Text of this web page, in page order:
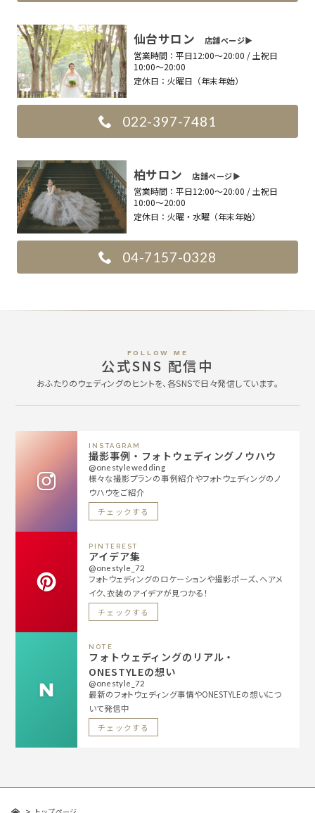
仙台サロン 店舗ページ▶︎
営業時間： 平日12:00〜20:00 / 土祝日
10:00〜20:00
定休日： 火曜日（年末年始）
022-397-7481
柏サロン店舗ページ▶︎
営業時間： 平日12:00〜20:00 / 土祝日
10:00〜20:00
定休日： 火曜・水曜（年末年始）
04-7157-0328
FOLLOW ME
公式SNS 配信中
おふたりのウェディングのヒントを、各SNSで日々発信しています。
INSTAGRAM
撮影事例・フォトウェディングノウハウ
@onestylewedding
様々な撮影プランの事例紹介やフォトウェディングのノ
ウハウをご紹介
チェックする
PINTEREST
アイデア集
@onestyle_72
フォトウェディングのロケーションや撮影ポーズ、ヘアメ
イク、衣装のアイデアが見つかる！
チェックする
NOTE
フォトウェディングのリアル・
ONESTYLEの想い
@onestyle_72
最新のフォトウェディング事情やONESTYLEの想いにつ
いて発信中
チェックする